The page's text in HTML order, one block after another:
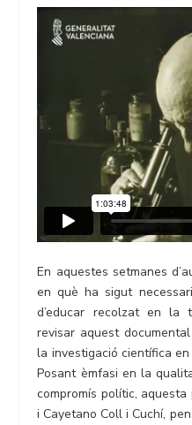
En aquestes setmanes
en què ha sigut
d’educar recolzat en la
revisar aquest
la investigació científica
Posant èmfasi en la
compromís polític,
i Cayetano Coll i Cuchí,